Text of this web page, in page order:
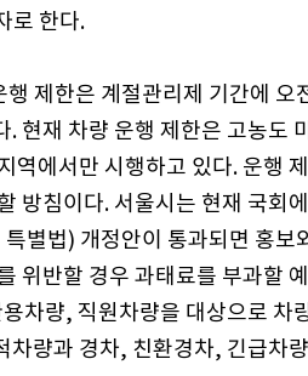
로 한다.
제한은 계절관리제 기간에 오
. 현재 차량 운행 제한은 고농도
역에서만 시행하고 있다. 운행
방침이다. 서울시는 현재 국회
별법) 개정안이 통과되면 홍
위반할 경우 과태료를 부과할
차량, 직원차량을 대상으로 차
차량과 경차, 친환경차, 긴급차